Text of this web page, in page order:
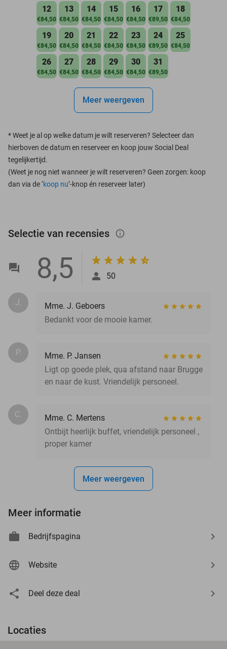
12
€84,50
13
€84,50
14
€84,50
15
€84,50
16
€84,50
17
€89,50
18
€84,50
19
€84,50
20
€84,50
21
€84,50
22
€84,50
23
€84,50
24
€89,50
25
€84,50
26
€84,50
27
€84,50
28
€84,50
29
€84,50
30
€84,50
31
€89,50
Meer weergeven
*Weet je al op welke datum je wilt reserveren? Selecteer dan
hierboven de datum en reserveer en koop jouw Social Deal
tegelijkertijd.
(Weet je nog niet wanneer je wilt reserveren? Geen zorgen: koop
dan via de ‘koop nu’-knop én reserveer later)
Selectie van recensies info_outlined
8,5 50
J.
Mme. J. Geboers
Bedankt voor de mooie kamer.
P.
Mme. P. Jansen
Ligt op goede plek, qua afstand naar Brugge
en naar de kust. Vriendelijk personeel.
C.
Mme. C. Mertens
Ontbijt heerlijk buffet, vriendelijk personeel ,
proper kamer
Meer weergeven
Meer informatie
Bedrijfspagina
Website
Deel deze deal
Locaties